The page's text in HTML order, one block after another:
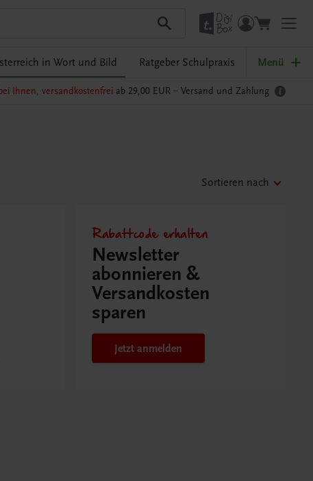
in Wort und Bild Ratgeber Schulpraxis Menü
Ihnen, versandkostenfrei ab 29,00 EUR – Versand und Zahlung
Sortieren nach
Rabattcode erhalten
Newsletter
abonnieren &
Versandkosten
sparen
Jetzt anmelden